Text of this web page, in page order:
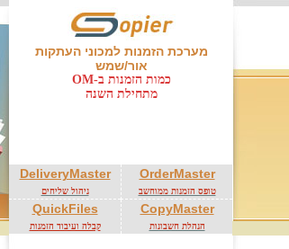
מערכת הזמנות למכוני העתקות
אור/שמש
כמות הזמנות ב-OM
מתחילת השנה
OrderMaster
טופס הזמנות ממוחשב
DeliveryMaster
ניהול שליחים
CopyMaster
הנהלת חשבונות
QuickFiles
קבלה ועיבוד הזמנות